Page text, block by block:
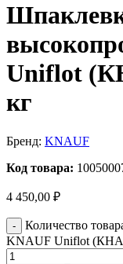
Uniflot
кг
Бренд: KNAUF
Код товара:
4 450,00 ₽
Количество
KNAUF Uniflot